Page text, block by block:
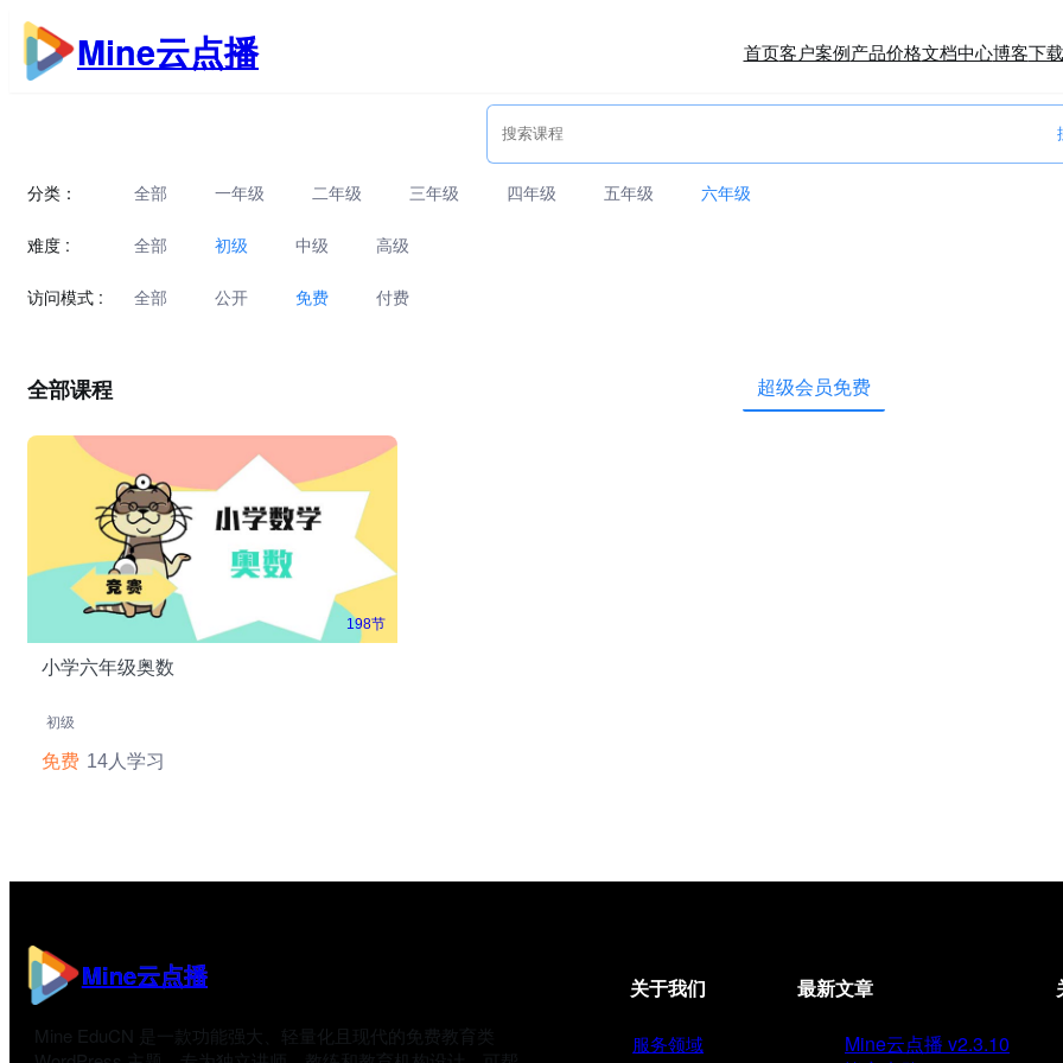
跳
至
内
Mine云点播 首页客户案例产品价格文档中心博客下载
分类： 全部 一年级 二年级 三年级 四年级 五年级 六年级
难度 : 全部 初级 中级 高级
访问模式 : 全部 公开 免费 付费
全部课程 超级会员免费
198节
小学六年级奥数
初级
免费 14人学习
Mine云点播
Mine EduCN 是一款功能强大、轻量化且现代的免费教育类
关于我们
服务领域
最新文章
Mine云点播 v2.3.10